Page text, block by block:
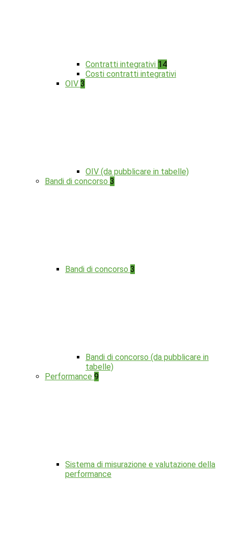
Contratti integrativi 14
Costi contratti integrativi
OIV 3
OIV (da pubblicare in tabelle)
Bandi di concorso 3
Bandi di concorso 3
Bandi di concorso (da pubblicare in
tabelle)
Performance 9
Sistema di misurazione e valutazione della
performance